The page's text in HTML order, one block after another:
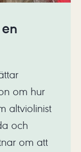
om hur
altviolinist
och
om att